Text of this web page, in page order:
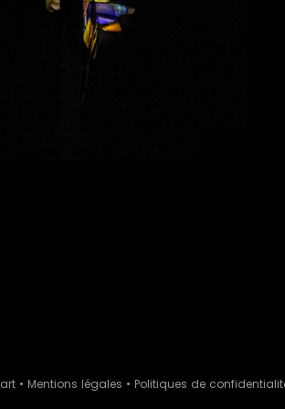
• Mentions légales • Politiques de